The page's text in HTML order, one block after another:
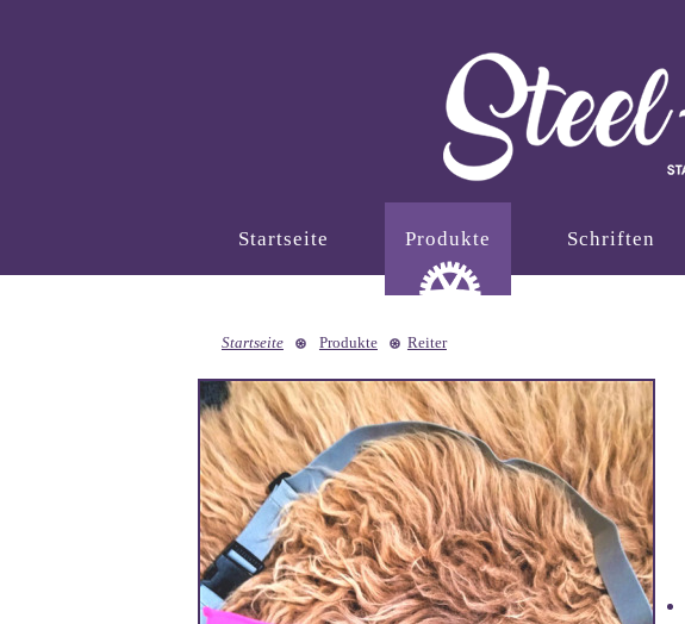
Startseite Produkte Schriften
Startseite Produkte Reiter